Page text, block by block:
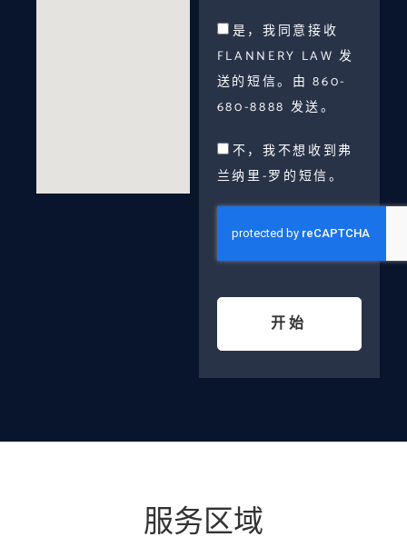
是，我同意接收
FLANNERY LAW 发
送的短信。由 860-
680-8888 发送。
不，我不想收到弗
兰纳里-罗的短信。
开始
服务区域